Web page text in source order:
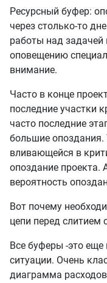
Ресурсный буфер:
через столько-то
работы над задачей
оповещению
внимание.
Часто в конце
последние участки
часто последние
большие опоздания.
вливающейся в
опоздание
вероятность
Вот почему
цепи перед слитием
Все буферы -это еще
ситуации. Очень
диаграмма